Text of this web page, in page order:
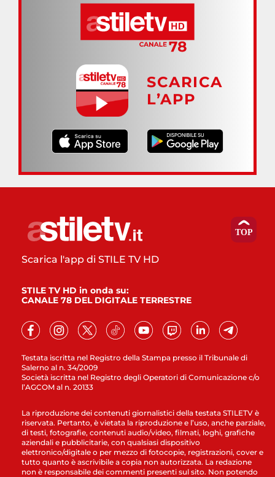
SCARICA
L’APP
Testata iscritta nel Registro della Stampa presso il Tribunale di
Salerno al n. 34/2009
Società iscritta nel Registro degli Operatori di Comunicazione c/o
l’AGCOM al n. 20133
Scarica l'app di STILE TV HD
STILE TV HD in onda su:
CANALE 78 DEL DIGITALE TERRESTRE
La riproduzione dei contenuti giornalistici della testata STILETV è
riservata. Pertanto, è vietata la riproduzione e l’uso, anche parziale,
di testi, fotografie, contenuti audio/video, filmati, loghi, grafiche
aziendali e pubblicitarie, con qualsiasi dispositivo
elettronico/digitale o per mezzo di fotocopie, registrazioni, cover e
tutto quanto è ascrivibile a copia non autorizzata. La redazione
non è responsabile dei commenti presenti sul sito. Non potendo